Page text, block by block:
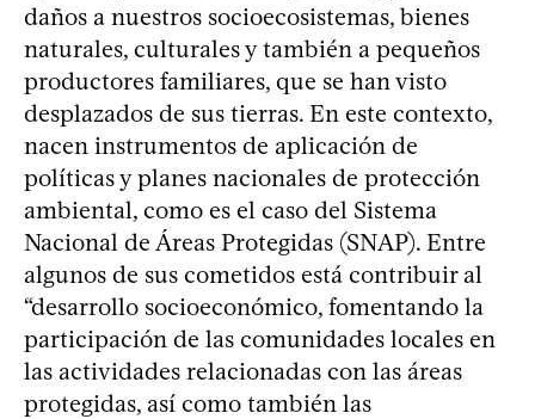
daños a nuestros socioecosistemas, bienes
naturales, culturales y también a pequeños
productores familiares, que se han visto
desplazados de sus tierras. En este contexto,
nacen instrumentos de aplicación de
políticas y planes nacionales de protección
ambiental, como es el caso del Sistema
Nacional de Áreas Protegidas (SNAP). Entre
algunos de sus cometidos está contribuir al
“desarrollo socioeconómico, fomentando la
participación de las comunidades locales en
las actividades relacionadas con las áreas
protegidas, así como también las